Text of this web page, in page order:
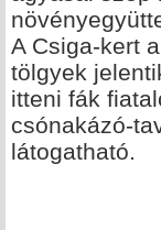
A Csiga-kert
tölgyek
itteni fák
csónakázó-
látogatható.